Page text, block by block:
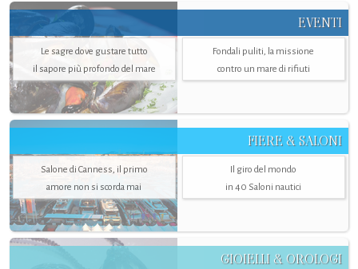
EVENTI
Le sagre dove gustare tutto
il sapore più profondo del mare
Fondali puliti, la missione
contro un mare di rifiuti
FIERE & SALONI
Salone di Canness, il primo
amore non si scorda mai
Il giro del mondo
in 40 Saloni nautici
GIOIELLI & OROLOGI